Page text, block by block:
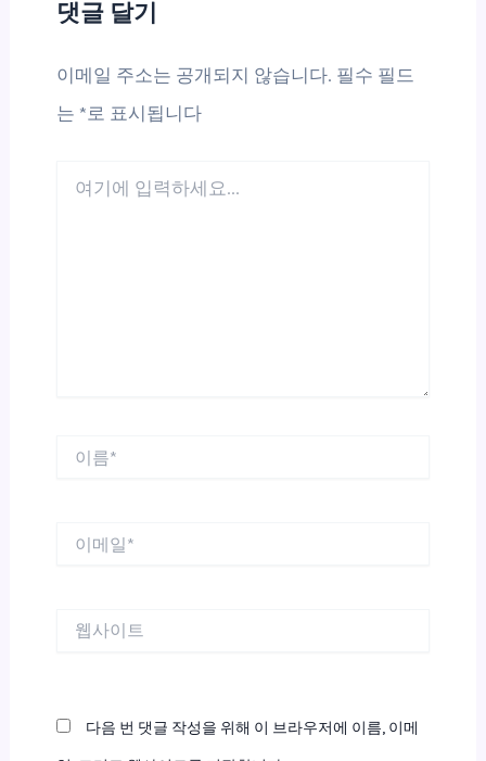
댓글 달기
이메일 주소는 공개되지 않습니다. 필수 필드
는 *로 표시됩니다
다음 번 댓글 작성을 위해 이 브라우저에 이름, 이메